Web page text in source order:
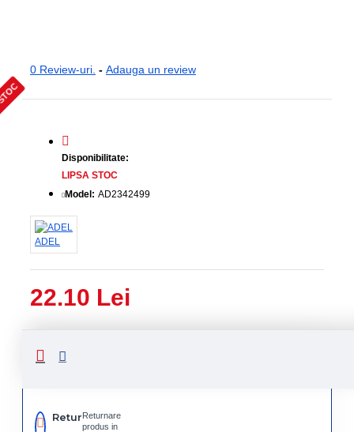
0 Review-uri. - Adauga un review
22.10 Lei
Disponibilitate:
LIPSA STOC
Model: AD2342499
ADEL
Livrare
rapida
ReturReturnare
produs in